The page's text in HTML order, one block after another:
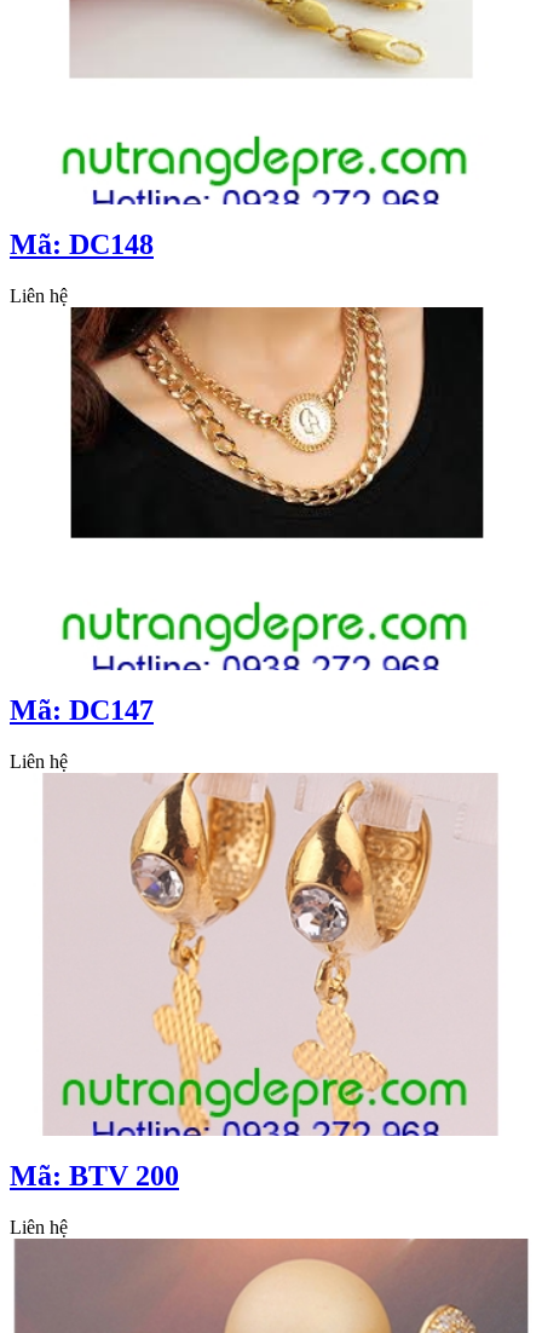
Mã: DC148
Liên hệ
Mã: DC147
Liên hệ
Mã: BTV 200
Liên hệ